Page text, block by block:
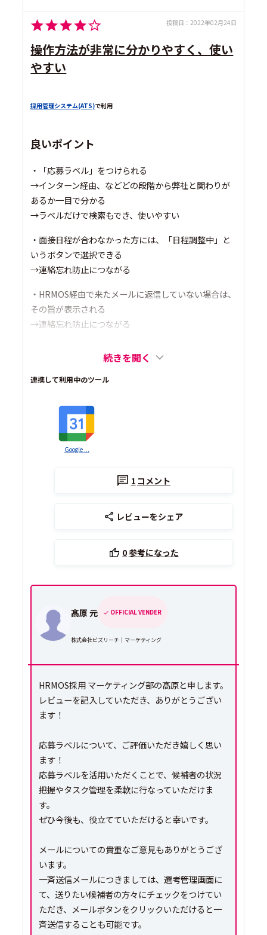
投稿日： 2022年02月24日
操作方法が非常に分かりやすく、使い
やすい
採用管理システム(ATS)で利用
良いポイント
・「応募ラベル」をつけられる
→インターン経由、などどの段階から弊社と関わりが
あるか一目で分かる
→ラベルだけで検索もでき、使いやすい
・面接日程が合わなかった方には、「日程調整中」と
いうボタンで選択できる
→連絡忘れ防止につながる
・HRMOS経由で来たメールに返信していない場合は、
その旨が表示される
→連絡忘れ防止につながる
続きを開く
連携して利用中のツール
Google ...
1 コメント
レビューをシェア
0参考になった
髙原 元 OFFICIAL VENDER
株式会社ビズリーチ｜マーケティング
HRMOS採用 マーケティング部の髙原と申します。
レビューを記入していただき、ありがとうござい
ます！
応募ラベルについて、ご評価いただき嬉しく思い
ます！
応募ラベルを活用いただくことで、候補者の状況
把握やタスク管理を柔軟に行なっていただけま
す。
ぜひ今後も、役立てていただけると幸いです。
メールについての貴重なご意見もありがとうござ
います。
一斉送信メールにつきましては、選考管理画面に
て、送りたい候補者の方々にチェックをつけてい
ただき、メールボタンをクリックいただけると一
斉送信することも可能です。